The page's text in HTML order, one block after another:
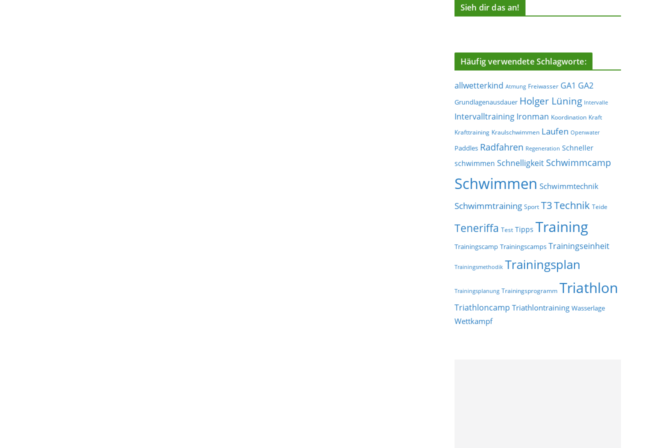
Sieh dir das an!
Häufig verwendete Schlagworte:
allwetterkind Atmung Freiwasser GA1 GA2
Grundlagenausdauer Holger Lüning Intervalle
Intervalltraining Ironman Koordination Kraft
Krafttraining Kraulschwimmen Laufen Openwater
Paddles Radfahren Regeneration Schneller
schwimmen Schnelligkeit Schwimmcamp
Schwimmen Schwimmtechnik
Schwimmtraining Sport T3Technik Teide
Teneriffa Test Tipps Training
Trainingscamp Trainingscamps Trainingseinheit
Trainingsmethodik Trainingsplan
Trainingsplanung Trainingsprogramm Triathlon
Triathloncamp Triathlontraining Wasserlage
Wettkampf